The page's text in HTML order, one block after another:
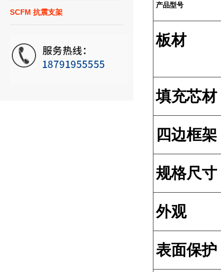
SCFM 抗震支架
产品型号
板材
填充芯材
四边框架
规格尺寸
外观
表面